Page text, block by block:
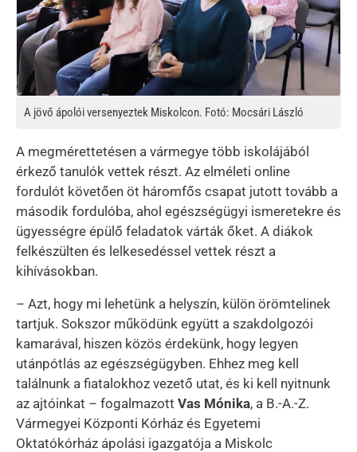
A jövő ápolói versenyeztek Miskolcon. Fotó: Mocsári László
A megmérettetésen a vármegye több iskolájából
érkező tanulók vettek részt. Az elméleti online
fordulót követően öt háromfős csapat jutott tovább a
második fordulóba, ahol egészségügyi ismeretekre és
ügyességre épülő feladatok várták őket. A diákok
felkészülten és lelkesedéssel vettek részt a
kihívásokban.
– Azt, hogy mi lehetünk a helyszín, külön örömtelinek
tartjuk. Sokszor működünk együtt a szakdolgozói
kamarával, hiszen közös érdekünk, hogy legyen
utánpótlás az egészségügyben. Ehhez meg kell
találnunk a fiatalokhoz vezető utat, és ki kell nyitnunk
az ajtóinkat – fogalmazott Vas Mónika, a B.-A.-Z.
Vármegyei Központi Kórház és Egyetemi
Oktatókórház ápolási igazgatója a Miskolc